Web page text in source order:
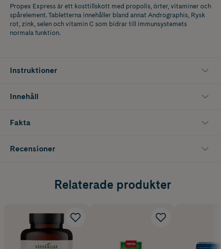
Propex Express är ett kosttillskott med propolis, örter, vitaminer och
spårelement. Tabletterna innehåller bland annat Andrographis, Rysk
rot, zink, selen och vitamin C som bidrar till immunsystemets
normala funktion.
Instruktioner
Innehåll
Fakta
Recensioner
Relaterade produkter